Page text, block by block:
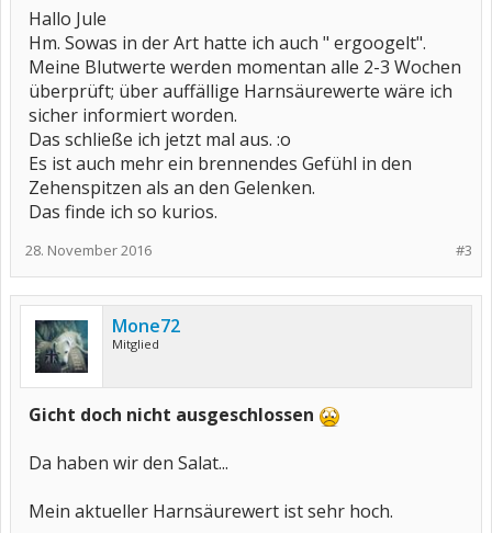
Hallo Jule
Hm. Sowas in der Art hatte ich auch " ergoogelt".
Meine Blutwerte werden momentan alle 2-3 Wochen
überprüft; über auffällige Harnsäurewerte wäre ich
sicher informiert worden.
Das schließe ich jetzt mal aus. :o
Es ist auch mehr ein brennendes Gefühl in den
Zehenspitzen als an den Gelenken.
Das finde ich so kurios.
#3
28. November 2016
Mone72
Mitglied
Gicht doch nicht ausgeschlossen
Da haben wir den Salat...
Mein aktueller Harnsäurewert ist sehr hoch.